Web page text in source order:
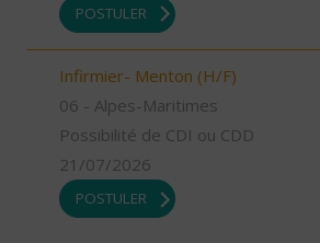
POSTULER
Infirmier- Menton (H/F)
06 - Alpes-Maritimes
Possibilité de CDI ou CDD
21/07/2026
POSTULER